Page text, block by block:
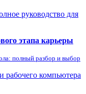
руководство для
этапа карьеры
полный разбор и выбор
рабочего компьютера